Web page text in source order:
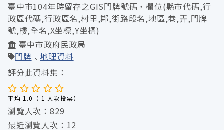
臺中市104年時留存之GIS門牌號碼，欄位(縣市代碼,行
政區代碼,行政區名,村里,鄰,街路段名,地區,巷,弄,門牌
號,樓,全名,X坐標,Y坐標)
臺中市政府民政局
門牌
地理資料
評分此資料集：
平均 1.0（ 1 人次投票）
瀏覽人次：829
最近瀏覽人次：12